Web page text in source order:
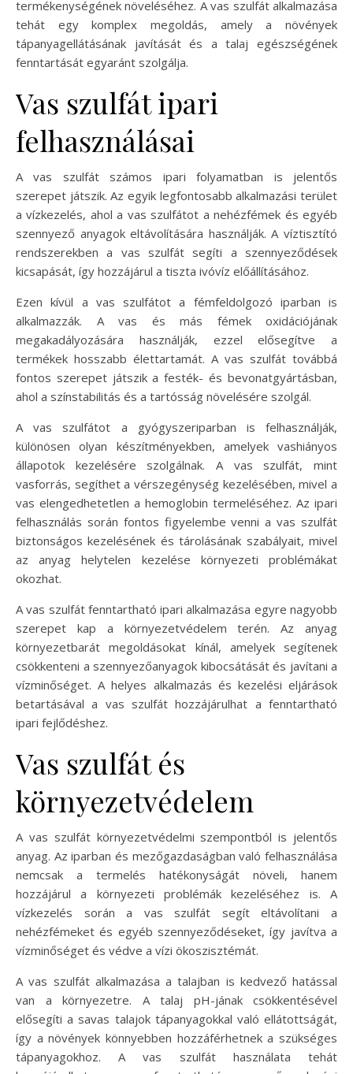
termékenységének növeléséhez. A vas szulfát alkalmazása
tehát egy komplex megoldás, amely a növények
tápanyagellátásának javítását és a talaj egészségének
fenntartását egyaránt szolgálja.
Vas szulfát ipari
felhasználásai
A vas szulfát számos ipari folyamatban is jelentős
szerepet játszik. Az egyik legfontosabb alkalmazási terület
a vízkezelés, ahol a vas szulfátot a nehézfémek és egyéb
szennyező anyagok eltávolítására használják. A víztisztító
rendszerekben a vas szulfát segíti a szennyeződések
kicsapását, így hozzájárul a tiszta ivóvíz előállításához.
Ezen kívül a vas szulfátot a fémfeldolgozó iparban is
alkalmazzák. A vas és más fémek oxidációjának
megakadályozására használják, ezzel elősegítve a
termékek hosszabb élettartamát. A vas szulfát továbbá
fontos szerepet játszik a festék- és bevonatgyártásban,
ahol a színstabilitás és a tartósság növelésére szolgál.
A vas szulfátot a gyógyszeriparban is felhasználják,
különösen olyan készítményekben, amelyek vashiányos
állapotok kezelésére szolgálnak. A vas szulfát, mint
vasforrás, segíthet a vérszegénység kezelésében, mivel a
vas elengedhetetlen a hemoglobin termeléséhez. Az ipari
felhasználás során fontos figyelembe venni a vas szulfát
biztonságos kezelésének és tárolásának szabályait, mivel
az anyag helytelen kezelése környezeti problémákat
okozhat.
A vas szulfát fenntartható ipari alkalmazása egyre nagyobb
szerepet kap a környezetvédelem terén. Az anyag
környezetbarát megoldásokat kínál, amelyek segítenek
csökkenteni a szennyezőanyagok kibocsátását és javítani a
vízminőséget. A helyes alkalmazás és kezelési eljárások
betartásával a vas szulfát hozzájárulhat a fenntartható
ipari fejlődéshez.
Vas szulfát és
környezetvédelem
A vas szulfát környezetvédelmi szempontból is jelentős
anyag. Az iparban és mezőgazdaságban való felhasználása
nemcsak a termelés hatékonyságát növeli, hanem
hozzájárul a környezeti problémák kezeléséhez is. A
vízkezelés során a vas szulfát segít eltávolítani a
nehézfémeket és egyéb szennyeződéseket, így javítva a
vízminőséget és védve a vízi ökoszisztémát.
A vas szulfát alkalmazása a talajban is kedvező hatással
van a környezetre. A talaj pH-jának csökkentésével
elősegíti a savas talajok tápanyagokkal való ellátottságát,
így a növények könnyebben hozzáférhetnek a szükséges
tápanyagokhoz. A vas szulfát használata tehát